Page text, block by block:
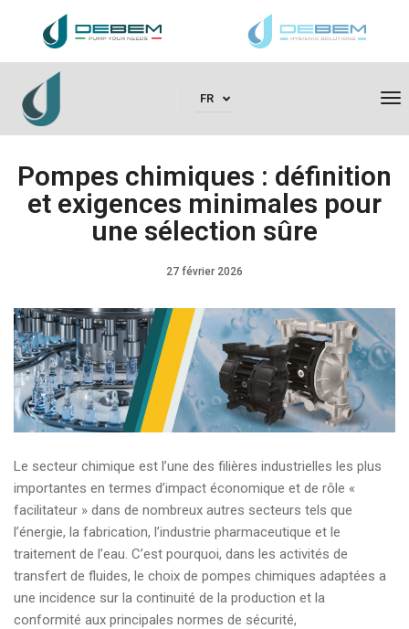
FR
Pompes chimiques : définition
et exigences minimales pour
une sélection sûre
27 février 2026
Le secteur chimique est l’une des filières industrielles les plus
importantes en termes d’impact économique et de rôle «
facilitateur » dans de nombreux autres secteurs tels que
l’énergie, la fabrication, l’industrie pharmaceutique et le
traitement de l’eau. C’est pourquoi, dans les activités de
transfert de fluides, le choix de pompes chimiques adaptées a
une incidence sur la continuité de la production et la
conformité aux principales normes de sécurité,